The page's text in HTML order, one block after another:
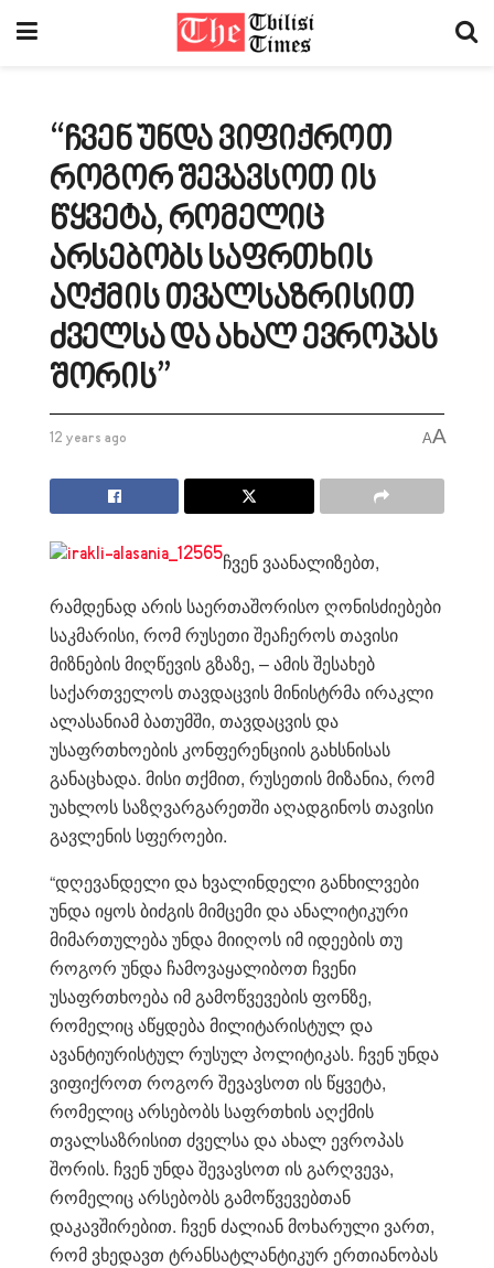
“ჩვენ უნდა ვიფიქროთ
როგორ შევავსოთ ის
წყვეტა, რომელიც
არსებობს საფრთხის
აღქმის თვალსაზრისით
ძველსა და ახალ ევროპას
შორის”
12 years ago AA
ჩვენ ვაანალიზებთ,
რამდენად არის საერთაშორისო ღონისძიებები
საკმარისი, რომ რუსეთი შეაჩეროს თავისი
მიზნების მიღწევის გზაზე, – ამის შესახებ
საქართველოს თავდაცვის მინისტრმა ირაკლი
ალასანიამ ბათუმში, თავდაცვის და
უსაფრთხოების კონფერენციის გახსნისას
განაცხადა. მისი თქმით, რუსეთის მიზანია, რომ
უახლოს საზღვარგარეთში აღადგინოს თავისი
გავლენის სფეროები.
“დღევანდელი და ხვალინდელი განხილვები
უნდა იყოს ბიძგის მიმცემი და ანალიტიკური
მიმართულება უნდა მიიღოს იმ იდეების თუ
როგორ უნდა ჩამოვაყალიბოთ ჩვენი
უსაფრთხოება იმ გამოწვევების ფონზე,
რომელიც აწყდება მილიტარისტულ და
ავანტიურისტულ რუსულ პოლიტიკას. ჩვენ უნდა
ვიფიქროთ როგორ შევავსოთ ის წყვეტა,
რომელიც არსებობს საფრთხის აღქმის
თვალსაზრისით ძველსა და ახალ ევროპას
შორის. ჩვენ უნდა შევავსოთ ის გარღვევა,
რომელიც არსებობს გამოწვევებთან
დაკავშირებით. ჩვენ ძალიან მოხარული ვართ,
რომ ვხედავთ ტრანსატლანტიკურ ერთიანობას